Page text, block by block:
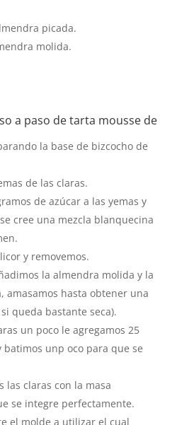
picada.
molida.
a paso de tarta mousse de
la base de bizcocho de
de las claras.
de azúcar a las yemas y
cree una mezcla blanquecina
y removemos.
la almendra molida y la
amasamos hasta obtener una
queda bastante seca).
un poco le agregamos 25
batimos unp oco para que se
las claras con la masa
se integre perfectamente.
el molde a utilizar el cual